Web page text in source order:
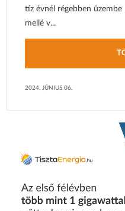
tíz évnél régebben üzembe
mellé v...
2024. JÚNIUS 06.